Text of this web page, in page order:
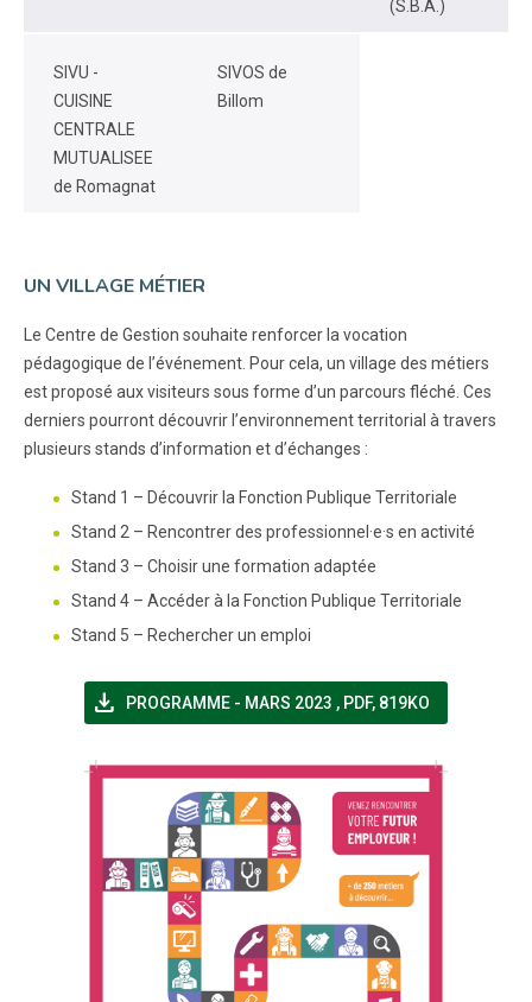
(S.B.A.)
SIVU -
CUISINE
CENTRALE
MUTUALISEE
de Romagnat
SIVOS de
Billom
UN VILLAGE MÉTIER
Le Centre de Gestion souhaite renforcer la vocation
pédagogique de l’événement. Pour cela, un village des métiers
est proposé aux visiteurs sous forme d’un parcours fléché. Ces
derniers pourront découvrir l’environnement territorial à travers
plusieurs stands d’information et d’échanges :
Stand 1 – Découvrir la Fonction Publique Territoriale
Stand 2 – Rencontrer des professionnel·e·s en activité
Stand 3 – Choisir une formation adaptée
Stand 4 – Accéder à la Fonction Publique Territoriale
Stand 5 – Rechercher un emploi
file_download PROGRAMME - MARS 2023 (NOUVELLE FENÊTRE)
, PDF, 819KO